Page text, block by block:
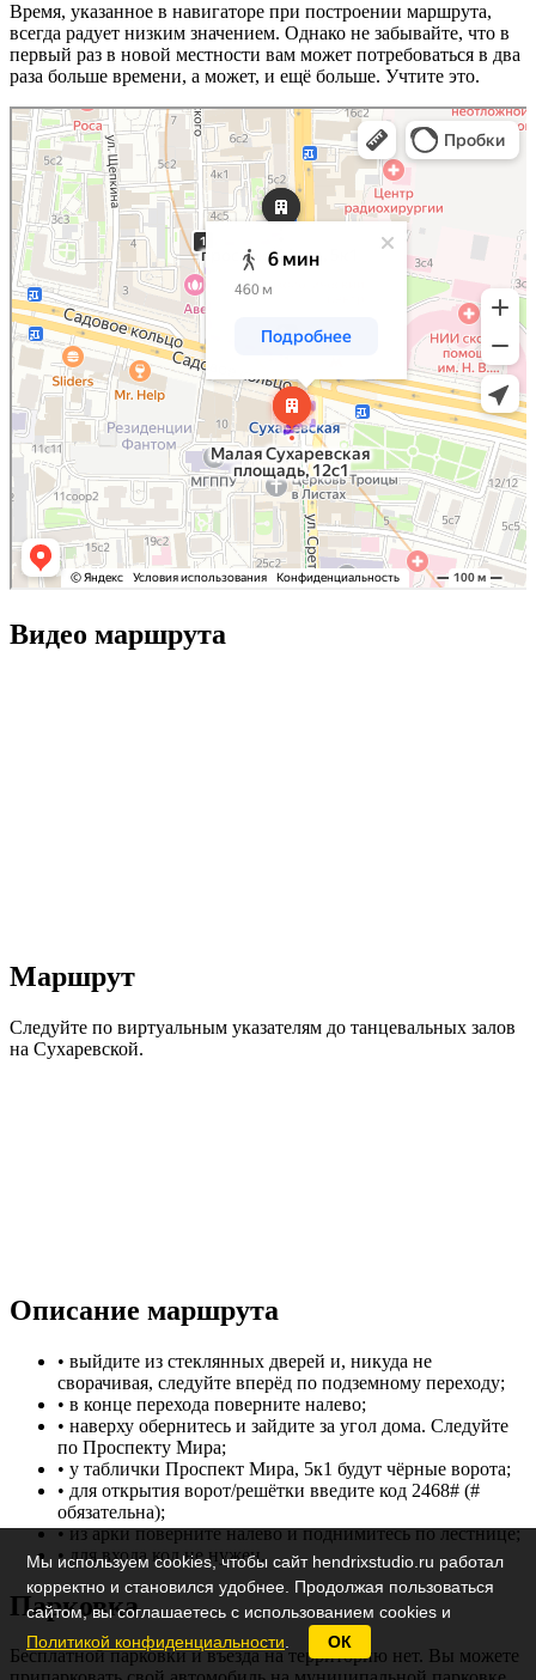
Мы используем cookies, чтобы сайт hendrixstudio.ru работал
корректно и становился удобнее. Продолжая пользоваться
сайтом, вы соглашаетесь с использованием cookies и
Политикой конфиденциальности
ОК
Время, указанное в навигаторе при построении маршрута,
всегда радует низким значением. Однако не забывайте, что в
первый раз в новой местности вам может потребоваться в два
раза больше времени, а может, и ещё больше. Учтите это.
Москва
проспект Мира, 5к1: как доехать на автомобиле, общественным транспортом или
пешком – Яндекс.Карты
Видео маршрута
Маршрут
Следуйте по виртуальным указателям до танцевальных залов
на Сухаревской.
Описание маршрута
• выйдите из стеклянных дверей и, никуда не
сворачивая, следуйте вперёд по подземному переходу;
• в конце перехода поверните налево;
• наверху обернитесь и зайдите за угол дома. Следуйте
по Проспекту Мира;
• у таблички Проспект Мира, 5к1 будут чёрные ворота;
• для открытия ворот/решётки введите код 2468# (#
обязательна);
• из арки поверните налево и поднимитесь по лестнице;
• для входа код не нужен.
Парковка
Бесплатной парковки и въезда на территорию нет. Вы можете